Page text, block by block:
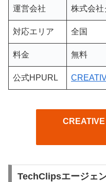
運営会社 株式会社
対応エリア 全国
料金 無料
公式HPURL
TechClipsエージェ